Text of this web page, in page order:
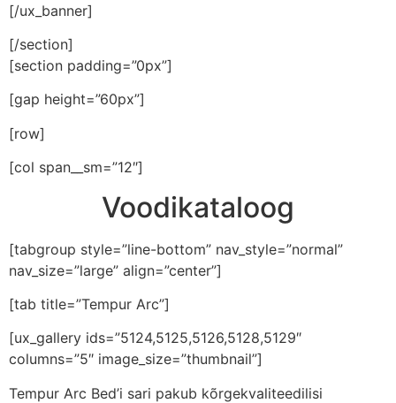
[/ux_banner]
[/section]
[section padding=”0px”]
[gap height=”60px”]
[row]
[col span__sm=”12″]
Voodikataloog
[tabgroup style=”line-bottom” nav_style=”normal”
nav_size=”large” align=”center”]
[tab title=”Tempur Arc”]
[ux_gallery ids=”5124,5125,5126,5128,5129″
columns=”5″ image_size=”thumbnail”]
Tempur Arc Bed’i sari pakub kõrgekvaliteedilisi